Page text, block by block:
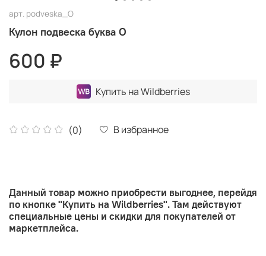
арт. podveska_O
Кулон подвеска буква O
(0) В избранное
600 ₽
Купить на Wildberries
Данный товар можно приобрести выгоднее, перейдя
по кнопке "Купить на Wildberries". Там действуют
специальные цены и скидки для покупателей от
маркетплейса.